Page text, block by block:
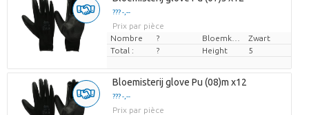
??? -,--
Prix par pièce
Nombre
?
Zwart
Total :
? Height 5
Bloemisterij glove Pu (08)m x12
??? -,--
Prix par pièce